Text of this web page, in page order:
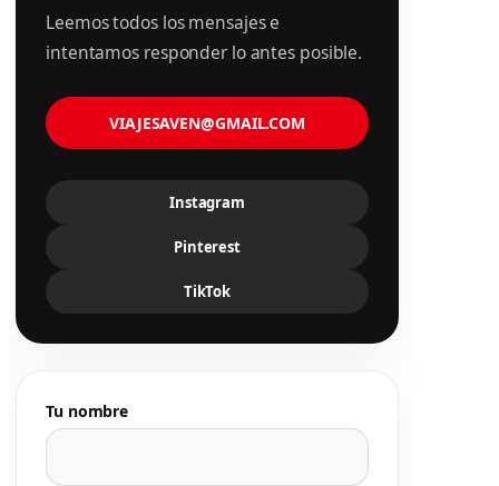
Leemos todos los mensajes e
intentamos responder lo antes posible.
VIAJESAVEN@GMAIL.COM
Instagram
Pinterest
TikTok
Tu nombre